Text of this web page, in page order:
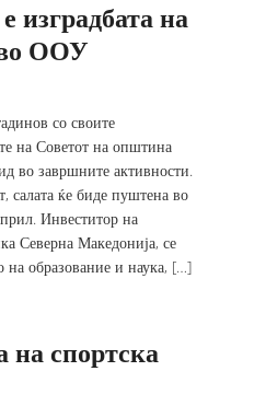
изградбата на
во ООУ
со своите
на Советот на општина
во завршните активности.
салата ќе биде пуштена во
Инвеститор на
Северна Македонија, се
на образование и наука, […]
на спортска